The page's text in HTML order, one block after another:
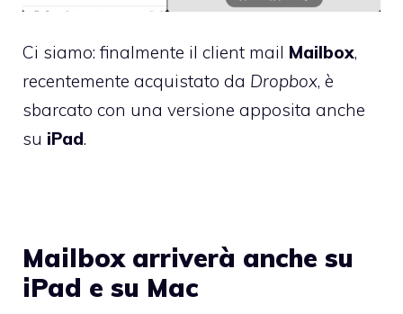
Ci siamo: finalmente il client mail Mailbox,
recentemente acquistato da Dropbox, è
sbarcato con una versione apposita anche
su iPad.
Mailbox arriverà anche su
iPad e su Mac